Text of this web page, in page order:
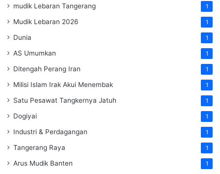
mudik Lebaran Tangerang 1
Mudik Lebaran 2026 1
Dunia 1
AS Umumkan 1
Ditengah Perang Iran 1
Milisi Islam Irak Akui Menembak 1
Satu Pesawat Tangkernya Jatuh 1
Dogiyai 1
Industri & Perdagangan 1
Tangerang Raya 1
Arus Mudik Banten 1